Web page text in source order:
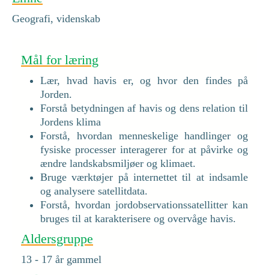
Geografi, videnskab
Mål for læring
Lær, hvad havis er, og hvor den findes på
Jorden.
Forstå betydningen af havis og dens relation til
Jordens klima
Forstå, hvordan menneskelige handlinger og
fysiske processer interagerer for at påvirke og
ændre landskabsmiljøer og klimaet.
Bruge værktøjer på internettet til at indsamle
og analysere satellitdata.
Forstå, hvordan jordobservationssatellitter kan
bruges til at karakterisere og overvåge havis.
Aldersgruppe
13 - 17 år gammel